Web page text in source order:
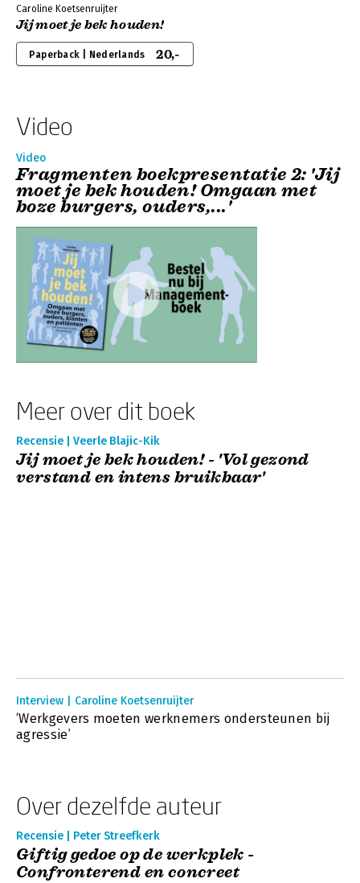
Caroline Koetsenruijter
Jij moet je bek houden!
Paperback | Nederlands 20,-
Video
Video
Fragmenten boekpresentatie 2: 'Jij
moet je bek houden! Omgaan met
boze burgers, ouders,...'
Meer over dit boek
Recensie | Veerle Blajic-Kik
Jij moet je bek houden! - 'Vol gezond
verstand en intens bruikbaar'
Interview | Caroline Koetsenruijter
‘Werkgevers moeten werknemers ondersteunen bij
agressie’
Over dezelfde auteur
Recensie | Peter Streefkerk
Giftig gedoe op de werkplek -
Confronterend en concreet